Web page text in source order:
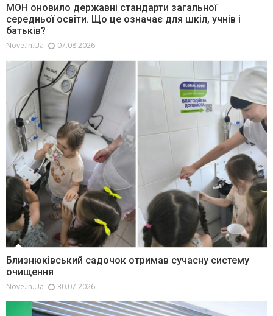
МОН оновило державні стандарти загальної
середньої освіти. Що це означає для шкіл, учнів і
батьків?
Nove.in.ua 07.08.2026
Близнюківський садочок отримав сучасну систему
очищення
Nove.in.ua 30.07.2026